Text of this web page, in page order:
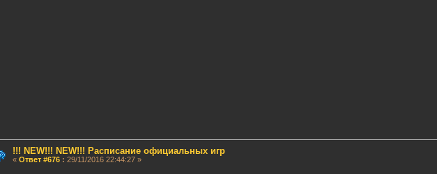
!!! NEW!!! NEW!!! Расписание официальных игр
« Ответ #676: 29/11/2016 22:44:27 »